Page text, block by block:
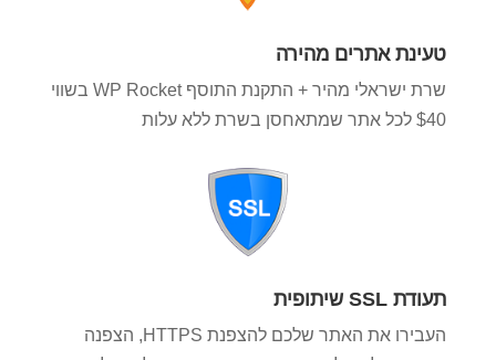
טעינת אתרים מהירה
שרת ישראלי מהיר + התקנת התוסף WP Rocket בשווי
$40 לכל אתר שמתאחסן בשרת ללא עלות
תעודת SSL שיתופית
העבירו את האתר שלכם להצפנת HTTPS, הצפנה